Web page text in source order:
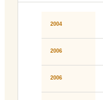
2004
2006
2006